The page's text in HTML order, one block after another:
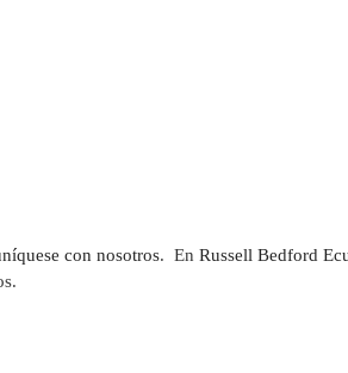
con nosotros. En Russell Bedford